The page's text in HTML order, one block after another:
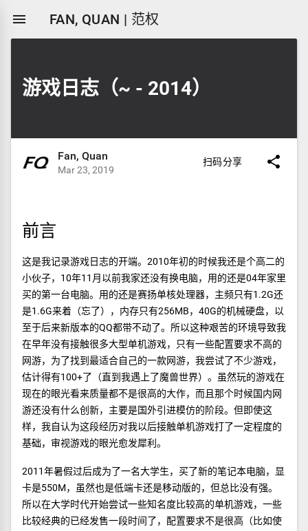
 FAN, QUAN | 范权
游戏日志（~ - 2014）
扫码分享 
Fan, Quan
Mar 23, 2019
前言
这是我记录游戏日志的开端。2010年初的时候我还是个高二的
小伙子，10年11月以前我家还没有换电脑，用的还是04年家里
买的第一台电脑。用的还是赛扬单核处理器，主频只有1.2G还
是1.6G来着（忘了），内存只有256MB，40G的机械硬盘，以
至于后来新版本的QQ都带不动了。所以这种艰苦的环境导致我
在早年没有接触很多大型单机游戏，只有一些配置要求不高的
网游，为了找到最适合自己的一款网游，我尝试了不少游戏，
估计得有100+了（直到我遇上了魔兽世界）。虽然玩的游戏在
现在的眼光看来质量都不是很高的大作，而且那个时候国内网
游还没有什么创新，主要是国外引进模仿的阶段。但即使这
样，我自认为这段经历对我以后接触单机游戏打了一定程度的
基础，审视游戏的眼光愈发犀利。
2011年暑假过后成为了一名大学生，买了新的笔记本电脑，显
卡是550M，虽然也是低端卡还是移动版的，但总比没有强。
所以在大学时代开始尝试一些知名度比较高的单机游戏，一些
比较经典的已经发售一段时间了，配置要求不是很高（比如使